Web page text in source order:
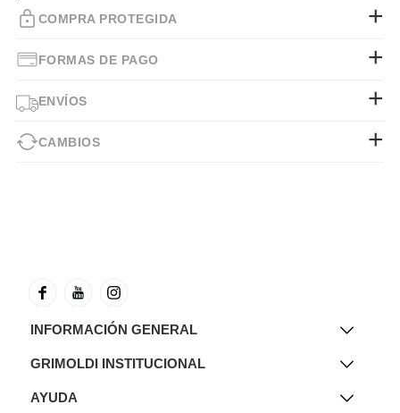
COMPRA PROTEGIDA
FORMAS DE PAGO
ENVÍOS
CAMBIOS
INFORMACIÓN GENERAL
GRIMOLDI INSTITUCIONAL
AYUDA